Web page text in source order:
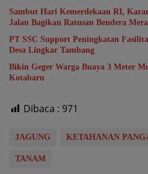
Sambut Hari Kemerdekaan RI,
Jalan Bagikan Ratusan Bendera
PT SSC Support Peningkatan
Desa Lingkar Tambang
Bikin Geger Warga Buaya 3 Meter
Kotabaru
Dibaca : 971
JAGUNG KETAHANAN
TANAM